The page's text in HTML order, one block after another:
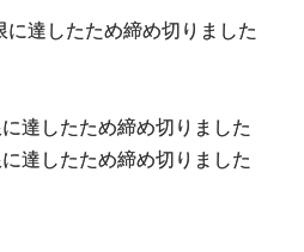
達したため締め切りました
達したため締め切りました
達したため締め切りました